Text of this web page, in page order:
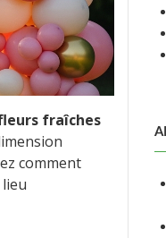
fraîches
comment